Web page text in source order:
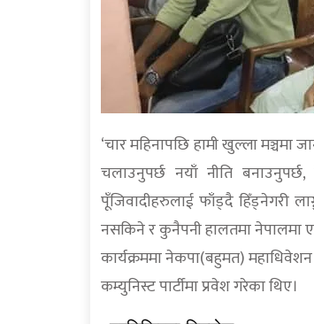
‘चार महिनापछि हामी खुल्ला मञ्चमा
चलाउनुपर्छ नयाँ नीति
पूँजिवादीहरुलाई फाँड्दै हिँड्नेगरी
नसकिने र कुनैपनी हालतमा नेपालमा
कार्यक्रममा नेकपा(बहुमत)
कम्युनिस्ट पार्टीमा प्रवेश गरेका थिए।